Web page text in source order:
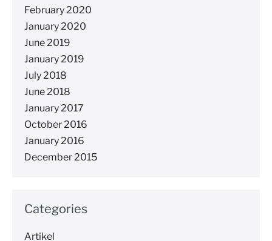
February 2020
January 2020
June 2019
January 2019
July 2018
June 2018
January 2017
October 2016
January 2016
December 2015
Categories
Artikel